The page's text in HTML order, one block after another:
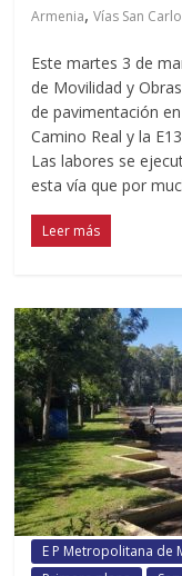
Armenia,Vías San
Este martes 3 de
de Movilidad y
de pavimentación
Camino Real y la
Las labores se
esta vía que por
Leer más
E P Metropolitana de